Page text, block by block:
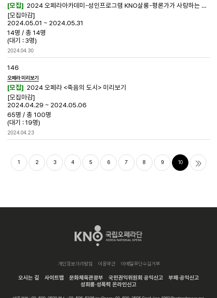
[모집] 2024 오페라아카데미-성인프로그램 KNO살롱-평론가가 사랑하는 오페라
[모집마감]
2024.05.01 ~ 2024.05.31
14명 /총 14명
(대기 : 3명)
2024.04.30
146
오페라 미리보기
[모집] 2024 오페라 <죽음의 도시> 미리보기
[모집마감]
2024.04.29 ~ 2024.05.06
65명 /총 100명
(대기 : 19명)
2024.04.23
1 2 3 4 5 6 7 8 9 10
개인정보처리방침 이용약관 이메일무단수집거부
오시는 길 사이트맵 문화체육관광부 국민권익위원회 공익신고
부패·공익신고
성희롱·성폭력 온라인신고